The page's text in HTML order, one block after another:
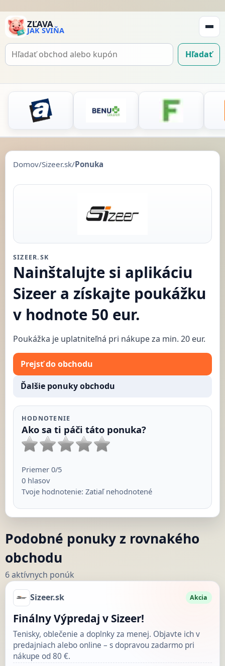
ZĽAVA
JAK SVIŇA
Hľadať
Hľadať
Domov/Sizeer.sk/Ponuka
SIZEER.SK
Nainštalujte si aplikáciu
Sizeer a získajte poukážku
v hodnote 50 eur.
Poukážka je uplatniteľná pri nákupe za min. 20 eur.
Prejsť do obchodu
Ďalšie ponuky obchodu
HODNOTENIE
Ako sa ti páči táto ponuka?
Priemer 0/5
0hlasov
Tvoje hodnotenie: Zatiaľ nehodnotené
Podobné ponuky z rovnakého
obchodu
6 aktívnych ponúk
Sizeer.sk Akcia
Finálny Výpredaj v Sizeer!
Tenisky, oblečenie a doplnky za menej. Objavte ich v
predajniach alebo online – s dopravou zadarmo pri
nákupe od 80 €.